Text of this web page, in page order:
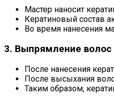
Мастер наносит
Кератиновый состав
Во время нанесения
3. Выпрямление волос
После нанесения
После высыхания
Таким образом,